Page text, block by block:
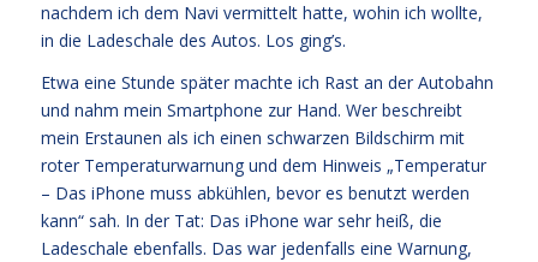
nachdem ich dem Navi vermittelt hatte, wohin ich wollte,
in die Ladeschale des Autos. Los ging’s.
Etwa eine Stunde später machte ich Rast an der Autobahn
und nahm mein Smartphone zur Hand. Wer beschreibt
mein Erstaunen als ich einen schwarzen Bildschirm mit
roter Temperaturwarnung und dem Hinweis „Temperatur
– Das iPhone muss abkühlen, bevor es benutzt werden
kann“ sah. In der Tat: Das iPhone war sehr heiß, die
Ladeschale ebenfalls. Das war jedenfalls eine Warnung,